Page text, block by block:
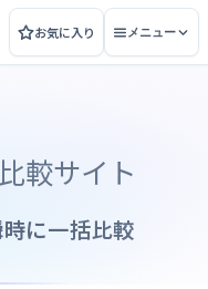
お気に入り メニュー
較サイト
に一括比較